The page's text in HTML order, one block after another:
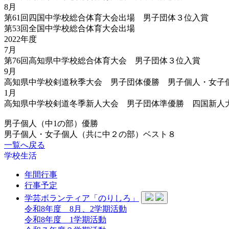
8月
第61回四国中学校総合体育大会出場 男子団体３位入賞
第53回全国中学校総合体育大会出場
2022年度
7月
第76回高知県中学校総合体育大会 男子団体３位入賞
9月
高知県中学校剣道秋季大会 男子団体優勝 男子個人・女子
1月
高知県中学校剣道冬季新人大会 男子団体準優勝 四国新人
男子個人（中1の部）優勝
男子個人・女子個人（共に中２の部）ベスト８
一覧へ戻る
学校生活
年間行事
行事予定
学芸ボランティア「のりしろ」
令和8年度 8月、2学期活動
令和8年度 1学期活動